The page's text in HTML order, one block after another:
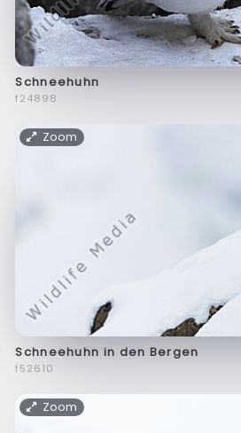
Schneehuhn
f24898
Zoom
Schneehuhn in den Bergen
f52610
Zoom